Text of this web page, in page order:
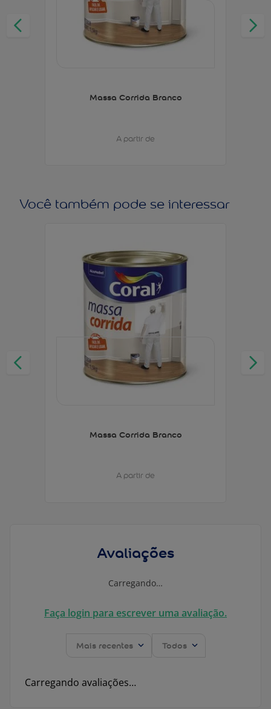
Massa Corrida Branco
A partir de
Você também pode se interessar
Massa Corrida Branco
A partir de
Avaliações
Carregando…
Faça login para escrever uma avaliação.
Mais recentes Todos
Carregando avaliações…